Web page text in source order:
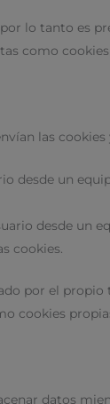
lo tanto
como
las
desde un
desde
cookies.
por el
cookies
datos